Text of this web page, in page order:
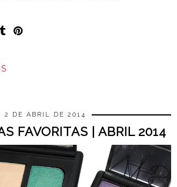
2 DE ABRIL DE 2014
FAVORITAS | ABRIL 2014